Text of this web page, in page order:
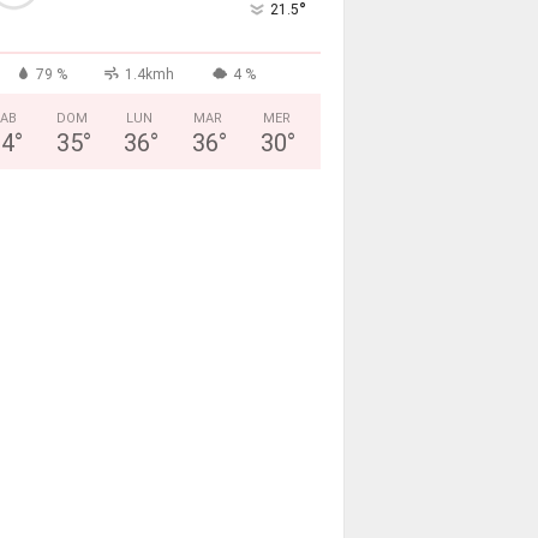
21.5°
79 % 1.4kmh 4 %
°
DOM
35°
LUN
36°
MAR
36°
MER
30°